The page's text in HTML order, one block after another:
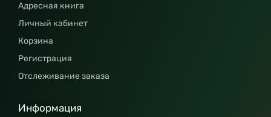
Адресная книга
Личный кабинет
Корзина
Регистрация
Отслеживание заказа
Информация